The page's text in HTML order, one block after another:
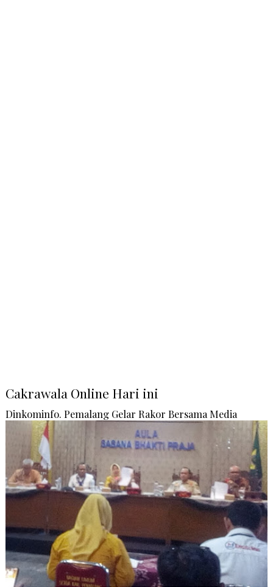
Cakrawala Online Hari ini
Dinkominfo. Pemalang Gelar Rakor Bersama Media